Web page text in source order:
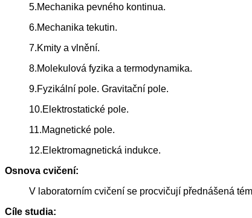
5.Mechanika pevného kontinua.
6.Mechanika tekutin.
7.Kmity a vlnění.
8.Molekulová fyzika a termodynamika.
9.Fyzikální pole. Gravitační pole.
10.Elektrostatické pole.
11.Magnetické pole.
12.Elektromagnetická indukce.
Osnova cvičení:
V laboratorním cvičení se procvičují přednášená
Cíle studia: